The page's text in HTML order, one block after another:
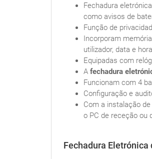
Fechadura
como avisos de
Função de
Incorporam
utilizador, data e
Equipadas com
A fechadura
Funcionam com 4
Configuração e
Com a instalação
o PC de receção ou
Fechadura Eletrónica